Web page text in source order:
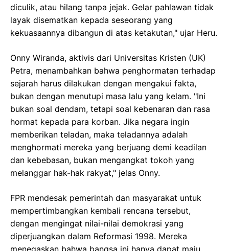
diculik, atau hilang tanpa jejak. Gelar pahlawan tidak
layak disematkan kepada seseorang yang
kekuasaannya dibangun di atas ketakutan," ujar Heru.
Onny Wiranda, aktivis dari Universitas Kristen (UK)
Petra, menambahkan bahwa penghormatan terhadap
sejarah harus dilakukan dengan mengakui fakta,
bukan dengan menutupi masa lalu yang kelam. "Ini
bukan soal dendam, tetapi soal kebenaran dan rasa
hormat kepada para korban. Jika negara ingin
memberikan teladan, maka teladannya adalah
menghormati mereka yang berjuang demi keadilan
dan kebebasan, bukan mengangkat tokoh yang
melanggar hak-hak rakyat," jelas Onny.
FPR mendesak pemerintah dan masyarakat untuk
mempertimbangkan kembali rencana tersebut,
dengan mengingat nilai-nilai demokrasi yang
diperjuangkan dalam Reformasi 1998. Mereka
menegaskan bahwa bangsa ini hanya dapat maju